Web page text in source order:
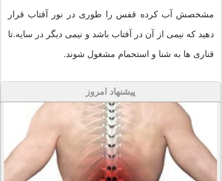
مشخصش آب کرده قفس را طوری در نور آفتاب قرار
دهید که نیمی از آن در آفتاب باشد و نیمی دیگر در سایه.تا
قناری ها به شنا و استحمام مشغول شوند.
پیشنهاد امروز